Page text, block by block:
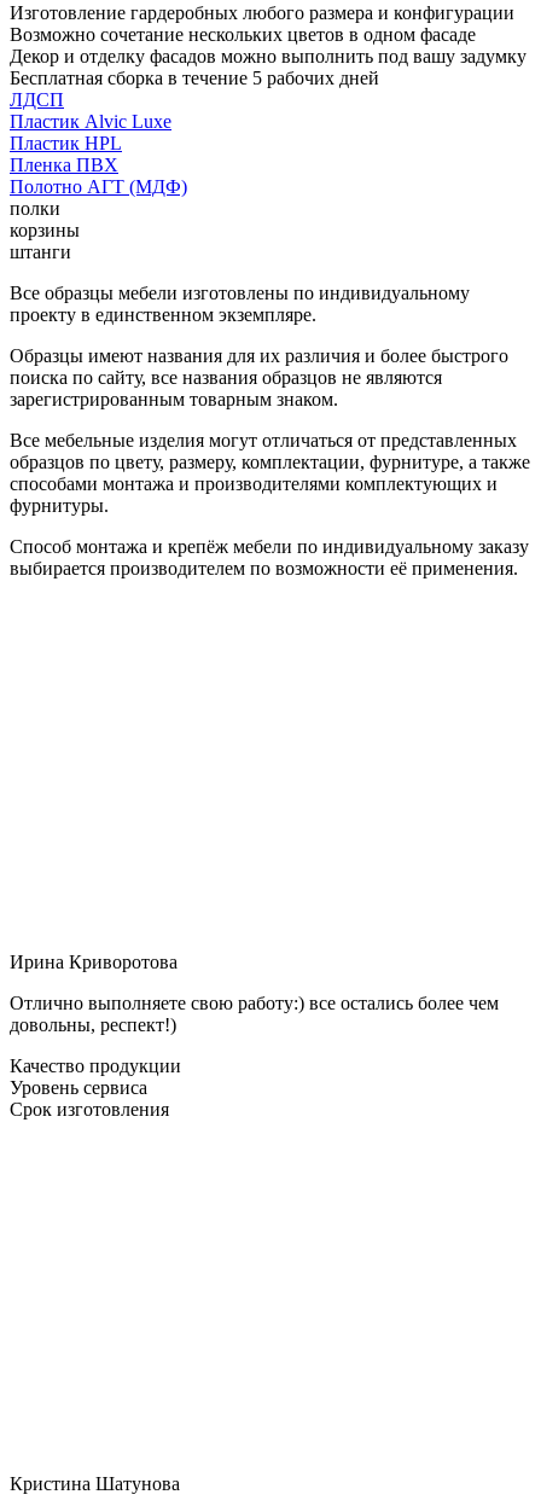
Изготовление гардеробных любого размера и конфигурации
Возможно сочетание нескольких цветов в одном фасаде
Декор и отделку фасадов можно выполнить под вашу задумку
Бесплатная сборка в течение 5 рабочих дней
ЛДСП
Пластик Alvic Luxe
Пластик HPL
Пленка ПВХ
Полотно АГТ (МДФ)
полки
корзины
штанги
Все образцы мебели изготовлены по индивидуальному
проекту в единственном экземпляре.
Образцы имеют названия для их различия и более быстрого
поиска по сайту, все названия образцов не являются
зарегистрированным товарным знаком.
Все мебельные изделия могут отличаться от представленных
образцов по цвету, размеру, комплектации, фурнитуре, а также
способами монтажа и производителями комплектующих и
фурнитуры.
Способ монтажа и крепёж мебели по индивидуальному заказу
выбирается производителем по возможности её применения.
Ирина Криворотова
Отлично выполняете свою работу:) все остались более чем
довольны, респект!)
Качество продукции
Уровень сервиса
Срок изготовления
Кристина Шатунова